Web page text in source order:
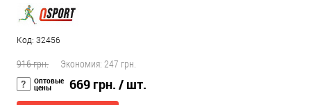
Код: 32456
916 грн. Экономия: 247 грн.
Оптовые
цены 669 грн. / шт.